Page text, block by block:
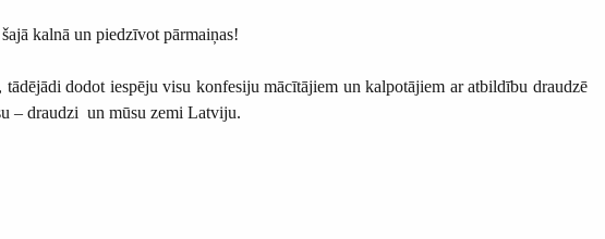
kalnā un piedzīvot pārmaiņas!
dodot iespēju visu konfesiju mācītājiem un kalpotājiem ar atbildību draudzē
– draudzi un mūsu zemi Latviju.